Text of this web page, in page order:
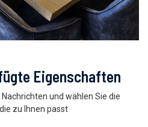
Eigenschaften
und wählen Sie die
zu Ihnen passt